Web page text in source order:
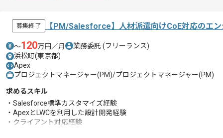
募集終了 【PM/Salesforce】人材派遣向けCoE対応のエ
〜120万円／月 業務委託 (フリーランス)
浜松町(東京都)
Apex
プロジェクトマネージャー(PM)/プロジェクトマネージャー(PM)
求めるスキル
・Salesforce標準カスタマイズ経験
・ApexとLWCを利用した設計開発経験
・クライアント対応経験